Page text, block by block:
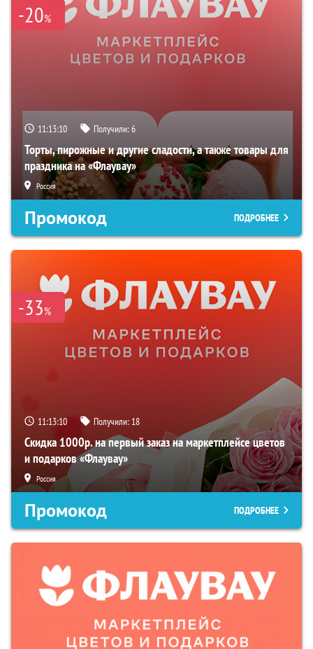
-20%
11:13:09 Получили:6
Торты, пирожные и другие сладости, а также товары для
праздника на «Флаувау»
Россия
Промокод ПОДРОБНЕЕ
-33%
11:13:09 Получили: 18
Скидка 1000р. на первый заказ на маркетплейсе цветов
и подарков «Флаувау»
Россия
Промокод ПОДРОБНЕЕ